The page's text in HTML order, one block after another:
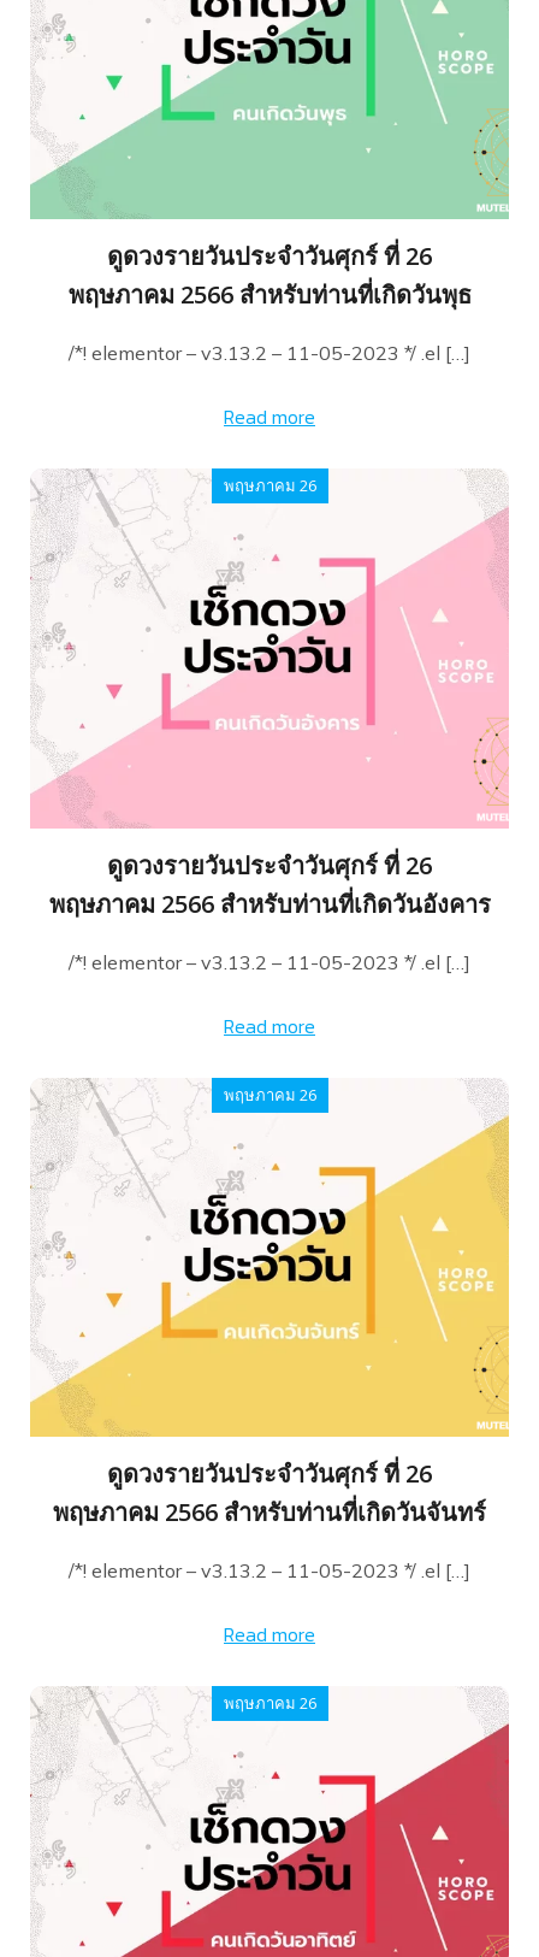
ดูดวงรายวันประจำวันศุกร์ ที่ 26
พฤษภาคม 2566 สำหรับท่านที่เกิดวันพุธ
/*! elementor – v3.13.2 – 11-05-2023 */ .el […]
Read more
พฤษภาคม 26
ดูดวงรายวันประจำวันศุกร์ ที่ 26
พฤษภาคม 2566 สำหรับท่านที่เกิดวันอังคาร
/*! elementor – v3.13.2 – 11-05-2023 */ .el […]
Read more
พฤษภาคม 26
ดูดวงรายวันประจำวันศุกร์ ที่ 26
พฤษภาคม 2566 สำหรับท่านที่เกิดวันจันทร์
/*! elementor – v3.13.2 – 11-05-2023 */ .el […]
Read more
พฤษภาคม 26